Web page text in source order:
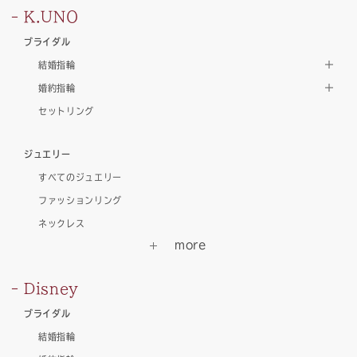
K.UNO
ブライダル
結婚指輪
婚約指輪
セットリング
ジュエリー
すべてのジュエリー
ファッションリング
ネックレス
Disney
ブライダル
結婚指輪